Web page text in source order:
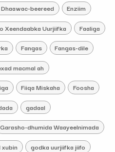
beereed Enziim
Xeendaabka Uurjiifka Faaliga
Fangas Fangas-dile
macmal ah
Fiiqa Miskaha Foosha
gadaal
Garasho-dhumida Waayeelnimada
godka uurjiifka jiifo